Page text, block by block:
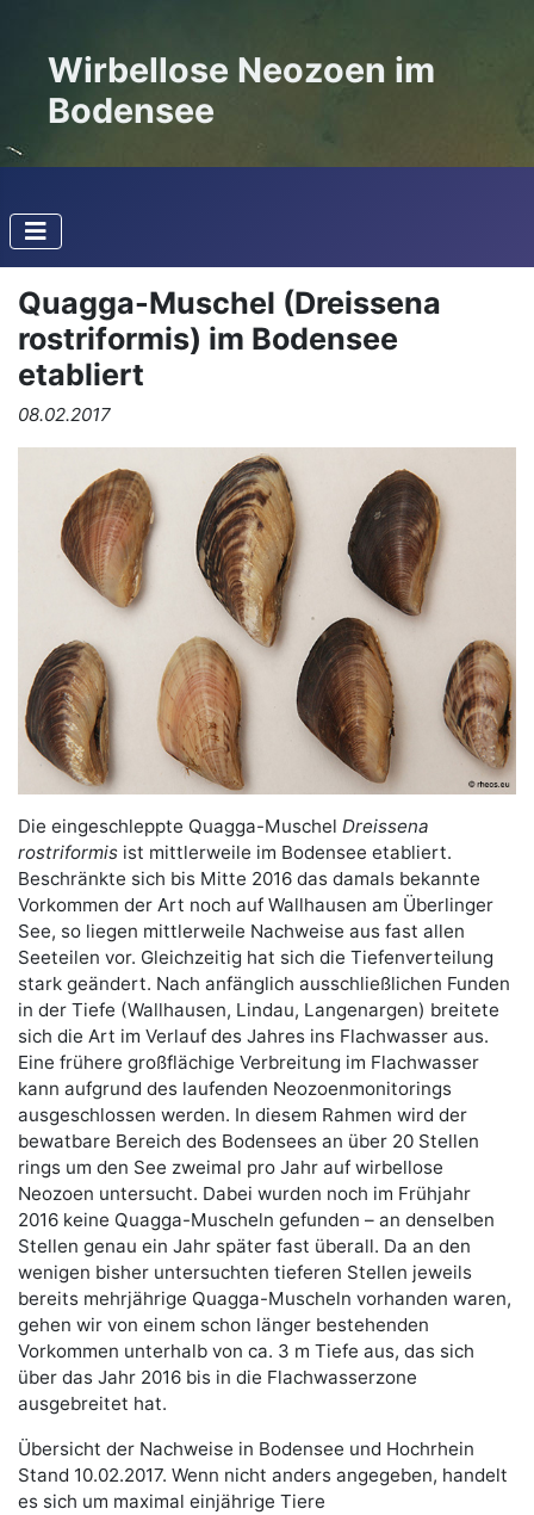
Wirbellose Neozoen im
Bodensee
Quagga-Muschel (Dreissena
rostriformis) im Bodensee
etabliert
08.02.2017
Die eingeschleppte Quagga-MuschelDreissena
rostriformis ist mittlerweile im Bodensee etabliert.
Beschränkte sich bis Mitte 2016 das damals bekannte
Vorkommen der Art noch auf Wallhausen am Überlinger
See, so liegen mittlerweile Nachweise aus fast allen
Seeteilen vor. Gleichzeitig hat sich die Tiefenverteilung
stark geändert. Nach anfänglich ausschließlichen Funden
in der Tiefe (Wallhausen, Lindau, Langenargen) breitete
sich die Art im Verlauf des Jahres ins Flachwasser aus.
Eine frühere großflächige Verbreitung im Flachwasser
kann aufgrund des laufenden Neozoenmonitorings
ausgeschlossen werden. In diesem Rahmen wird der
bewatbare Bereich des Bodensees an über 20 Stellen
rings um den See zweimal pro Jahr auf wirbellose
Neozoen untersucht. Dabei wurden noch im Frühjahr
2016 keine Quagga-Muscheln gefunden – an denselben
Stellen genau ein Jahr später fast überall. Da an den
wenigen bisher untersuchten tieferen Stellen jeweils
bereits mehrjährige Quagga-Muscheln vorhanden waren,
gehen wir von einem schon länger bestehenden
Vorkommen unterhalb von ca. 3 m Tiefe aus, das sich
über das Jahr 2016 bis in die Flachwasserzone
ausgebreitet hat.
Übersicht der Nachweise in Bodensee und Hochrhein
Stand 10.02.2017. Wenn nicht anders angegeben, handelt
es sich um maximal einjährige Tiere